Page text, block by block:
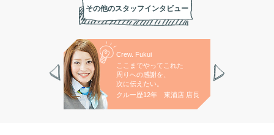
その他のスタッフインタビュー
Crew. Fukui
ここまでやってこれた
周りへの感謝を、
次に伝えたい。
クルー歴12年 東浦店 店長